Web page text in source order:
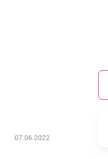
07.06.2022